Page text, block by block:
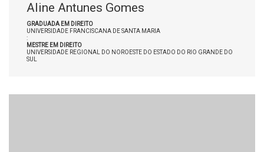
Aline Antunes Gomes
GRADUADA EM DIREITO
UNIVERSIDADE FRANCISCANA DE SANTA MARIA
:
MESTRE EM DIREITO
UNIVERSIDADE REGIONAL DO NOROESTE DO ESTADO DO RIO GRANDE DO
SUL